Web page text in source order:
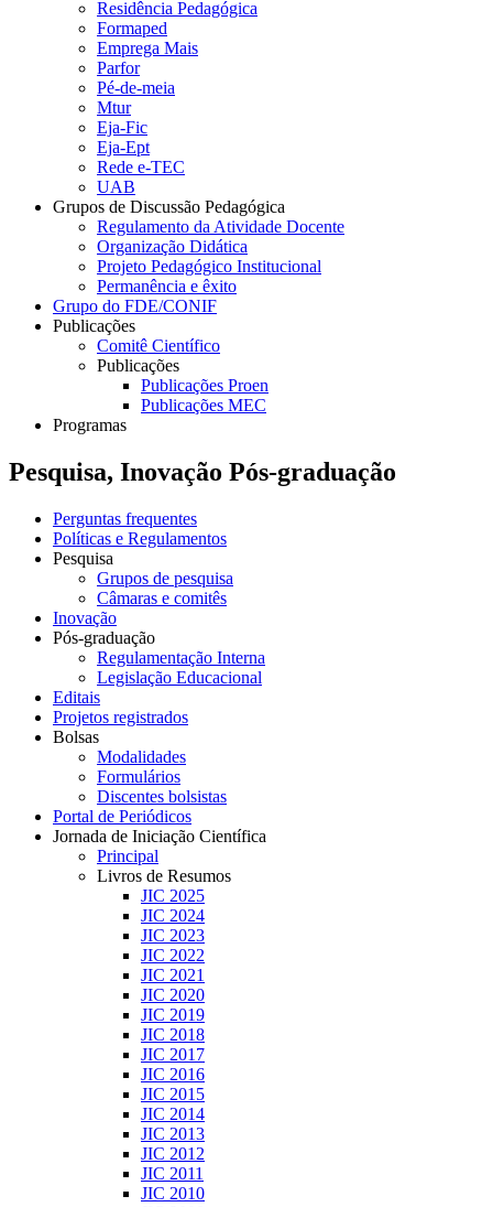
Residência Pedagógica
Formaped
Emprega Mais
Parfor
Pé-de-meia
Mtur
Eja-Fic
Eja-Ept
Rede e-TEC
UAB
Grupos de Discussão Pedagógica
Regulamento da Atividade Docente
Organização Didática
Projeto Pedagógico Institucional
Permanência e êxito
Grupo do FDE/CONIF
Publicações
Comitê Científico
Publicações
Publicações Proen
Publicações MEC
Programas
Pesquisa, Inovação Pós-graduação
Perguntas frequentes
Políticas e Regulamentos
Pesquisa
Grupos de pesquisa
Câmaras e comitês
Inovação
Pós-graduação
Regulamentação Interna
Legislação Educacional
Editais
Projetos registrados
Bolsas
Modalidades
Formulários
Discentes bolsistas
Portal de Periódicos
Jornada de Iniciação Científica
Principal
Livros de Resumos
JIC 2025
JIC 2024
JIC 2023
JIC 2022
JIC 2021
JIC 2020
JIC 2019
JIC 2018
JIC 2017
JIC 2016
JIC 2015
JIC 2014
JIC 2013
JIC 2012
JIC 2011
JIC 2010